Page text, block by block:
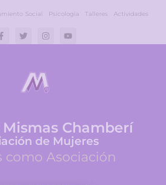
Social Psicología Talleres Actividades
Mismas Chamberí
de Mujeres
como Asociación